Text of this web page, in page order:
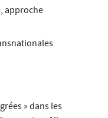
approche
» dans les